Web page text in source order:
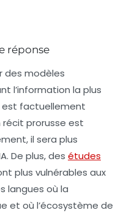
réponse
des modèles
l’information la plus
est factuellement
récit prorusse est
il sera plus
De plus, des études
plus vulnérables aux
langues où la
et où l’écosystème de